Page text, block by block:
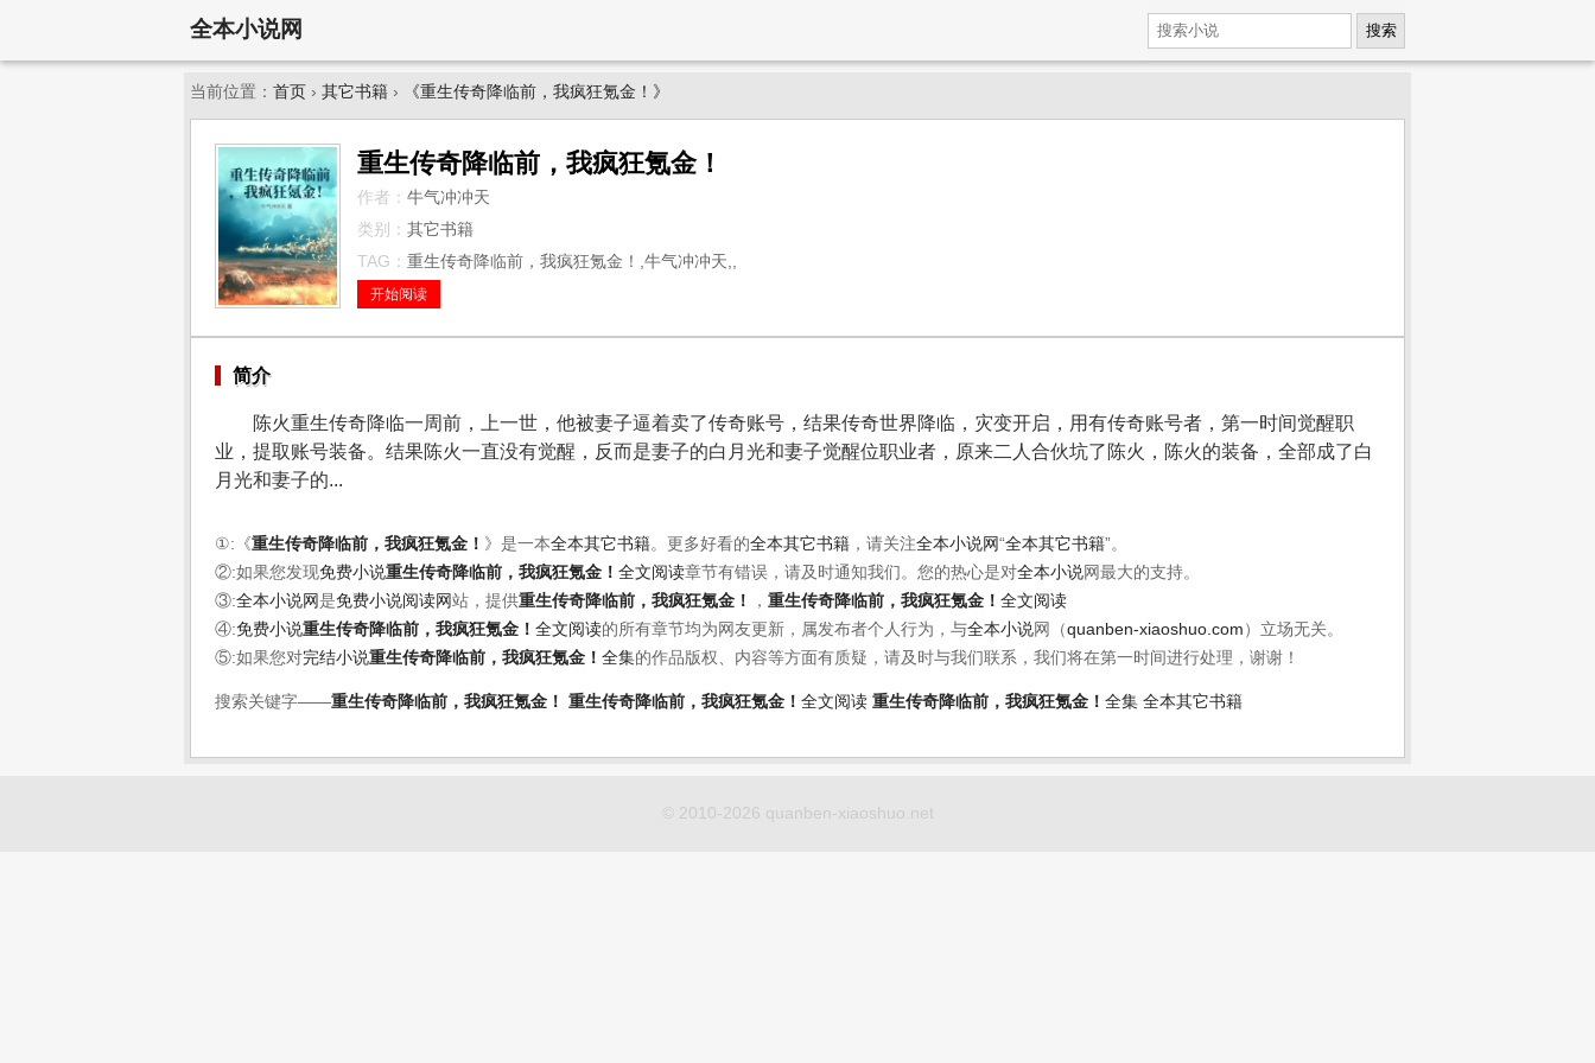
全本小说网 搜索
当前位置： 首页 › 其它书籍 › 《重生传奇降临前，我疯狂氪金！》
重生传奇降临前，我疯狂氪金！
作者： 牛气冲冲天
类别： 其它书籍
TAG： 重生传奇降临前，我疯狂氪金！,牛气冲冲天,,
开始阅读
简介
陈火重生传奇降临一周前，上一世，他被妻子逼着卖了传奇账号，结果传奇世界降临，灾变开启，用有传奇账号者，第一时间觉醒职
业，提取账号装备。结果陈火一直没有觉醒，反而是妻子的白月光和妻子觉醒位职业者，原来二人合伙坑了陈火，陈火的装备，全部成了白
月光和妻子的...
①:《重生传奇降临前，我疯狂氪金！ 》是一本全本其它书籍。更多好看的全本其它书籍 ，请关注全本小说网“全本其它书籍”。
②:如果您发现免费小说重生传奇降临前，我疯狂氪金！ 全文阅读章节有错误，请及时通知我们。您的热心是对全本小说网最大的支持。
③:全本小说网是免费小说阅读网站，提供重生传奇降临前，我疯狂氪金！ ， 重生传奇降临前，我疯狂氪金！ 全文阅读
④:免费小说重生传奇降临前，我疯狂氪金！ 全文阅读的所有章节均为网友更新，属发布者个人行为，与全本小说网（quanben-xiaoshuo.com ）立场无关。
⑤:如果您对完结小说重生传奇降临前，我疯狂氪金！ 全集的作品版权、内容等方面有质疑，请及时与我们联系，我们将在第一时间进行处理，谢谢！
搜索关键字——重生传奇降临前，我疯狂氪金！ 重生传奇降临前，我疯狂氪金！ 全文阅读 重生传奇降临前，我疯狂氪金！ 全集 全本其它书籍
© 2010-2026 quanben-xiaoshuo.net